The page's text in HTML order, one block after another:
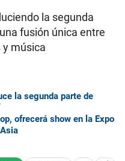
la segunda
fusión única entre
y música
la segunda parte de
ofrecerá show en la Expo